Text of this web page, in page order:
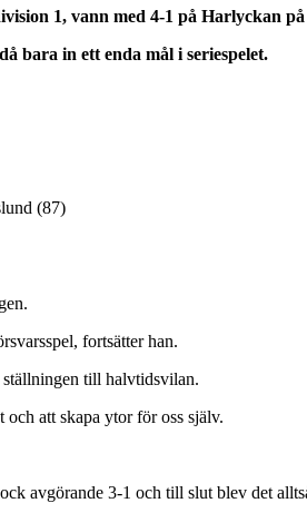
1, vann med 4-1 på Harlyckan
bara in ett enda mål i seriespelet.
(87)
fortsätter han.
till halvtidsvilan.
att skapa ytor för oss själv.
avgörande 3-1 och till slut blev det